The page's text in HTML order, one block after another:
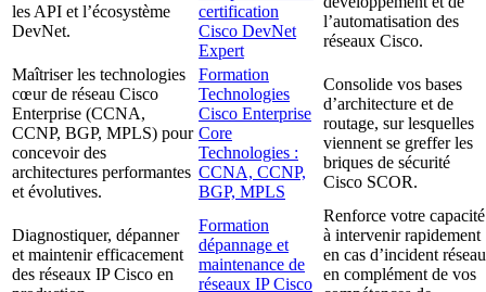
les API et l’écosystème
DevNet.
certification
Cisco DevNet
Expert
l’automatisation des
réseaux Cisco.
Maîtriser les technologies
cœur de réseau Cisco
Enterprise (CCNA,
CCNP, BGP, MPLS) pour
concevoir des
architectures performantes
et évolutives.
Formation
Technologies
Cisco Enterprise
Core
Technologies :
CCNA, CCNP,
BGP, MPLS
Consolide vos bases
d’architecture et de
routage, sur lesquelles
viennent se greffer les
briques de sécurité
Cisco SCOR.
Diagnostiquer, dépanner
et maintenir efficacement
des réseaux IP Cisco en
Formation
dépannage et
maintenance de
réseaux IP Cisco
Renforce votre capacité
à intervenir rapidement
en cas d’incident
en complément de vos